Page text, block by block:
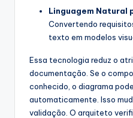
Linguagem Natural
Convertendo
texto em modelos
Essa tecnologia reduz o
documentação. Se o
conhecido, o diagrama
automaticamente. Isso
validação. O arquiteto